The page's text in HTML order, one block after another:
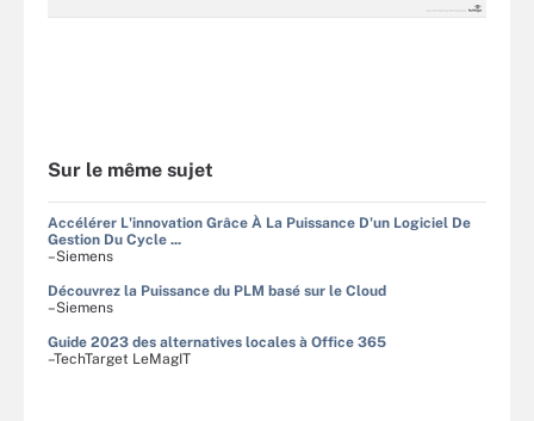
Sur le même sujet
Accélérer L'innovation Grâce À La Puissance D'un Logiciel De
Gestion Du Cycle ...
–Siemens
Découvrez la Puissance du PLM basé sur le Cloud
–Siemens
Guide 2023 des alternatives locales à Office 365
–TechTarget LeMagIT